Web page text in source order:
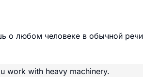
о любом человеке в обычной
work with heavy machinery.